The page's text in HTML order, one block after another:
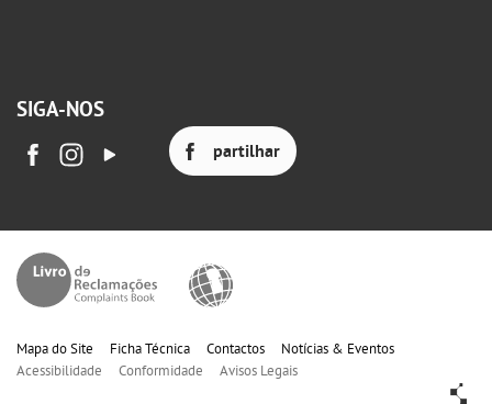
SIGA-NOS
partilhar
Mapa do Site Ficha Técnica Contactos
Notícias & Eventos
Acessibilidade
Conformidade Avisos Legais